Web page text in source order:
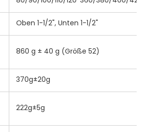
Oben 1-1/2", Unten 1-1/2"
860 g ± 40 g (Größe 52)
370g±20g
222g±5g